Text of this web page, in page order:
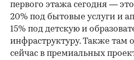
первого этажа сегодня —
20% под бытовые услуги и
15% под детскую и
инфраструктуру. Также там
сейчас в премиальных